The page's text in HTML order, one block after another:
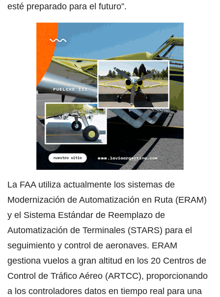
esté preparado para el futuro”.
La FAA utiliza actualmente los sistemas de
Modernización de Automatización en Ruta (ERAM)
y el Sistema Estándar de Reemplazo de
Automatización de Terminales (STARS) para el
seguimiento y control de aeronaves. ERAM
gestiona vuelos a gran altitud en los 20 Centros de
Control de Tráfico Aéreo (ARTCC), proporcionando
a los controladores datos en tiempo real para una